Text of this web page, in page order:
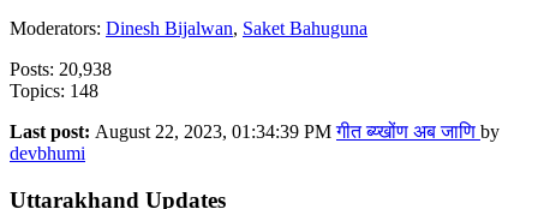
Moderators: Dinesh Bijalwan, Saket Bahuguna
Posts: 20,938
Topics: 148
Last post: August 22, 2023, 01:34:39 PMगीत ब्य्खोंण अब जाणि by
devbhumi
Uttarakhand Updates